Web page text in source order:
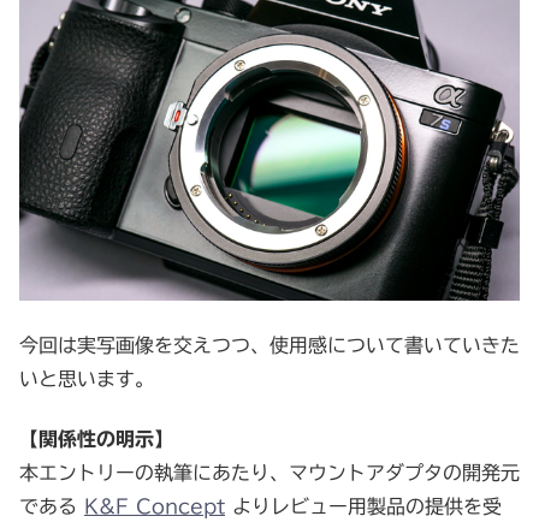
今回は実写画像を交えつつ、使用感について書いていきた
いと思います。
【関係性の明示】
本エントリーの執筆にあたり、マウントアダプタの開発元
である
K&F Concept よりレビュー用製品の提供を受